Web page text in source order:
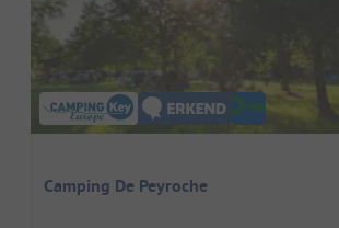
Camping De Peyroche